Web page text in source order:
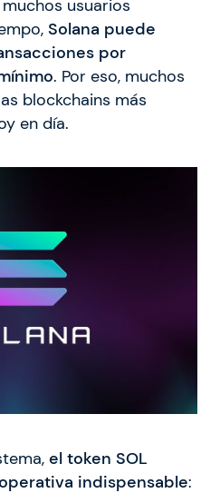
usuarios
Solana puede
por
. Por eso, muchos
blockchains más
en día.
el token SOL
indispensable: